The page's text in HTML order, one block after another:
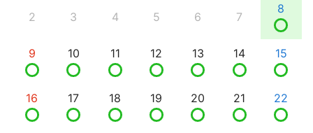
2 3 4 5 6 7
8
9 10 11 12 13 14 15
16 17 18 19 20 21 22